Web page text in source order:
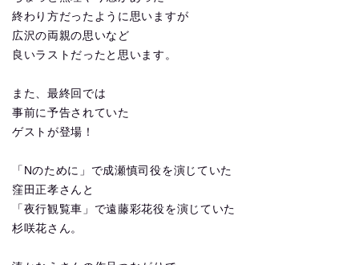
終わり方だったように思いますが
広沢の両親の思いなど
良いラストだったと思います。
また、最終回では
事前に予告されていた
ゲストが登場！
「Nのために」で成瀬慎司役を演じていた
窪田正孝さんと
「夜行観覧車」で遠藤彩花役を演じていた
杉咲花さん。